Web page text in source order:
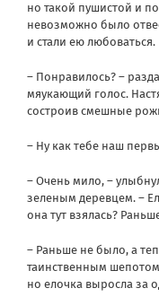
но такой пушистой и
невозможно было
и стали ею любоваться.
– Понравилось? –
мяукающий голос.
состроив смешные
– Ну как тебе наш
– Очень мило, –
зеленым деревцем. –
она тут взялась?
– Раньше не было, а
таинственным
но елочка выросла за